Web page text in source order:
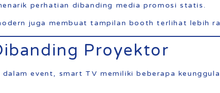
perhatian dibanding media promosi statis.
juga membuat tampilan booth terlihat lebih
Proyektor
event, smart TV memiliki beberapa